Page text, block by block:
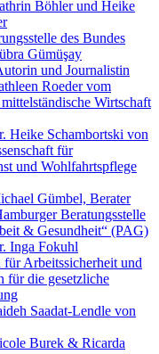
Böhler und Heike
des Bundes
Gümüşay
und Journalistin
Roeder vom
Wirtschaft
Heike Schambortski von
für
und Wohlfahrtspflege
Gümbel, Berater
Beratungsstelle
& Gesundheit“ (PAG)
Inga Fokuhl
für Arbeitssicherheit und
für die gesetzliche
Saadat-Lendle von
Burek & Ricarda